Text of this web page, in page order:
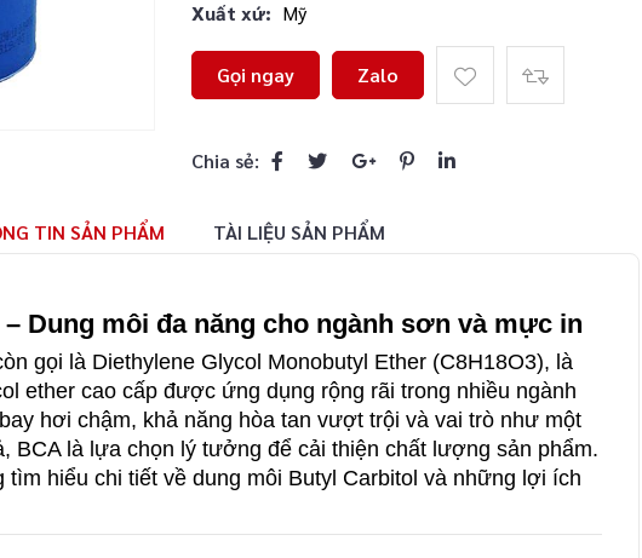
Xuất xứ: Mỹ
Gọi ngay Zalo
Chia sẻ:
TIN SẢN PHẨM TÀI LIỆU SẢN PHẨM
Dung môi đa năng cho ngành sơn và mực in
gọi là Diethylene Glycol Monobutyl Ether (C8​H18​O3​), là
ether cao cấp được ứng dụng rộng rãi trong nhiều ngành
hơi chậm, khả năng hòa tan vượt trội và vai trò như một
BCA là lựa chọn lý tưởng để cải thiện chất lượng sản phẩm.
tìm hiểu chi tiết về dung môi Butyl Carbitol và những lợi ích